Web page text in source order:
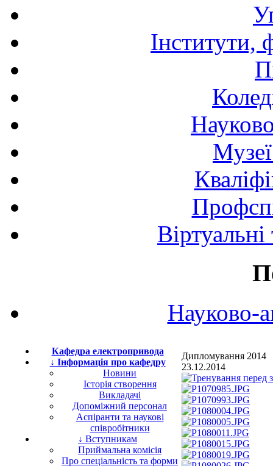
Інститути,
Науково-
Кафедра електропривода
↓ Інформація про кафедру
Новини
Історія створення
Викладачі
Допоміжний персонал
Аспіранти та наукові
співробітники
↓ Вступникам
Приймальна комісія
Про спеціальність та форми
Дипломування 2014
23.12.2014